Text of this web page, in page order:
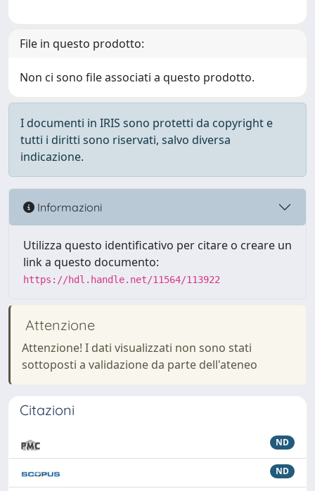
File in questo prodotto:
Non ci sono file associati a questo prodotto.
I documenti in IRIS sono protetti da copyright e
tutti i diritti sono riservati, salvo diversa
indicazione.
Informazioni
Utilizza questo identificativo per citare o creare un
link a questo documento:
https://hdl.handle.net/11564/113922
Attenzione
Attenzione! I dati visualizzati non sono stati
sottoposti a validazione da parte dell'ateneo
Citazioni
ND
ND